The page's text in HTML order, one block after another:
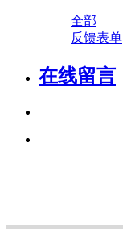
全部
反馈表单
在线留言